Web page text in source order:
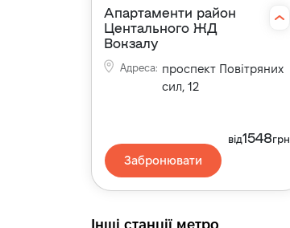
Апартаменти район
Центального ЖД
Вокзалу
Адреса: проспект Повітряних
сил, 12
від1548грн
Забронювати
Інші станції метро